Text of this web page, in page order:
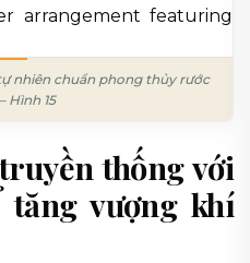
nhiên chuẩn phong thủy rước
Hình 15
thống với
vượng khí